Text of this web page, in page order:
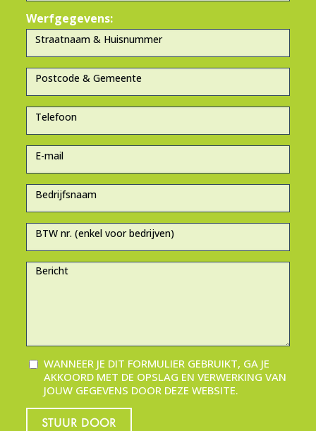
Werfgegevens:
WANNEER JE DIT FORMULIER GEBRUIKT, GA JE
AKKOORD MET DE OPSLAG EN VERWERKING VAN
JOUW GEGEVENS DOOR DEZE WEBSITE.